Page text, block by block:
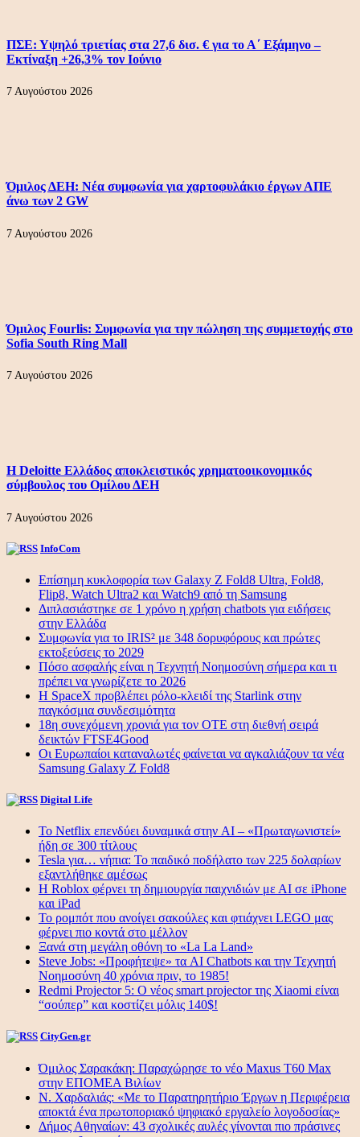
ΠΣΕ: Υψηλό τριετίας στα 27,6 δισ. € για το Α΄ Εξάμηνο –
Εκτίναξη +26,3% τον Ιούνιο
7 Αυγούστου 2026
Όμιλος ΔΕΗ: Νέα συμφωνία για χαρτοφυλάκιο έργων ΑΠΕ
άνω των 2 GW
7 Αυγούστου 2026
Όμιλος Fourlis: Συμφωνία για την πώληση της συμμετοχής στο
Sofia South Ring Mall
7 Αυγούστου 2026
Η Deloitte Ελλάδος αποκλειστικός χρηματοοικονομικός
σύμβουλος του Ομίλου ΔΕΗ
7 Αυγούστου 2026
InfoCom
Επίσημη κυκλοφορία των Galaxy Z Fold8 Ultra, Fold8,
Flip8, Watch Ultra2 και Watch9 από τη Samsung
Διπλασιάστηκε σε 1 χρόνο η χρήση chatbots για ειδήσεις
στην Ελλάδα
Συμφωνία για το IRIS² με 348 δορυφόρους και πρώτες
εκτοξεύσεις το 2029
Πόσο ασφαλής είναι η Τεχνητή Νοημοσύνη σήμερα και τι
πρέπει να γνωρίζετε το 2026
Η SpaceX προβλέπει ρόλο-κλειδί της Starlink στην
παγκόσμια συνδεσιμότητα
18η συνεχόμενη χρονιά για τον ΟΤΕ στη διεθνή σειρά
δεικτών FTSE4Good
Οι Ευρωπαίοι καταναλωτές φαίνεται να αγκαλιάζουν τα νέα
Samsung Galaxy Z Fold8
Digital Life
Το Netflix επενδύει δυναμικά στην AI – «Πρωταγωνιστεί»
ήδη σε 300 τίτλους
Tesla για… νήπια: Το παιδικό ποδήλατο των 225 δολαρίων
εξαντλήθηκε αμέσως
Η Roblox φέρνει τη δημιουργία παιχνιδιών με ΑΙ σε iPhone
και iPad
Το ρομπότ που ανοίγει σακούλες και φτιάχνει LEGO μας
φέρνει πιο κοντά στο μέλλον
Ξανά στη μεγάλη οθόνη το «La La Land»
Steve Jobs: «Προφήτεψε» τα AI Chatbots και την Τεχνητή
Νοημοσύνη 40 χρόνια πριν, το 1985!
Redmi Projector 5: Ο νέος smart projector της Xiaomi είναι
“σούπερ” και κοστίζει μόλις 140$!
CityGen.gr
Όμιλος Σαρακάκη: Παραχώρησε το νέο Maxus T60 Max
στην ΕΠΟΜΕΑ Βιλίων
Ν. Χαρδαλιάς: «Με το Παρατηρητήριο Έργων η Περιφέρεια
αποκτά ένα πρωτοποριακό ψηφιακό εργαλείο λογοδοσίας»
Δήμος Αθηναίων: 43 σχολικές αυλές γίνονται πιο πράσινες